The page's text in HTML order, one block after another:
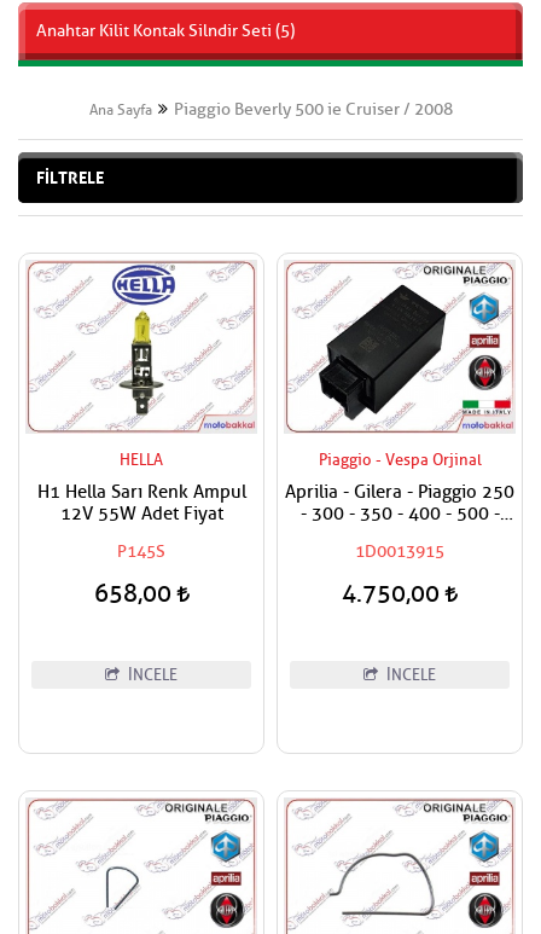
Anahtar Kilit Kontak Silndir Seti (5)
Ana Sayfa Piaggio Beverly 500 ie Cruiser / 2008
FİLTRELE
HELLA
H1 Hella Sarı Renk Ampul
12V 55W Adet Fiyat
P145S
658,00
İNCELE
Piaggio - Vespa Orjinal
Aprilia - Gilera - Piaggio 250
- 300 - 350 - 400 - 500 -
Sinyal Flaşörü
1D0013915
4.750,00
İNCELE